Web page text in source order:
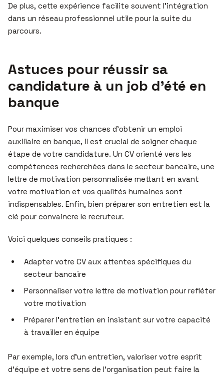
De plus, cette expérience facilite souvent l’intégration
dans un réseau professionnel utile pour la suite du
parcours.
Astuces pour réussir sa
candidature à un job d’été en
banque
Pour maximiser vos chances d’obtenir un emploi
auxiliaire en banque, il est crucial de soigner chaque
étape de votre candidature. Un CV orienté vers les
compétences recherchées dans le secteur bancaire, une
lettre de motivation personnalisée mettant en avant
votre motivation et vos qualités humaines sont
indispensables. Enfin, bien préparer son entretien est la
clé pour convaincre le recruteur.
Voici quelques conseils pratiques :
Adapter votre CV aux attentes spécifiques du
secteur bancaire
Personnaliser votre lettre de motivation pour refléter
votre motivation
Préparer l’entretien en insistant sur votre capacité
à travailler en équipe
Par exemple, lors d’un entretien, valoriser votre esprit
d’équipe et votre sens de l’organisation peut faire la